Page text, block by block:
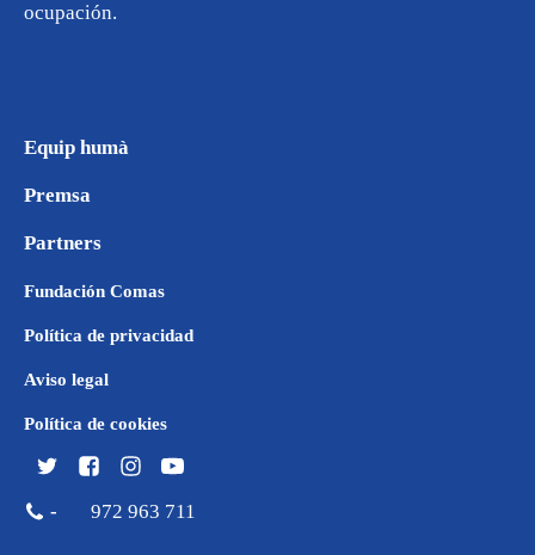
ocupación.
Equip humà
Premsa
Partners
Fundación Comas
Política de privacidad
Aviso legal
Política de cookies
- 972 963 711